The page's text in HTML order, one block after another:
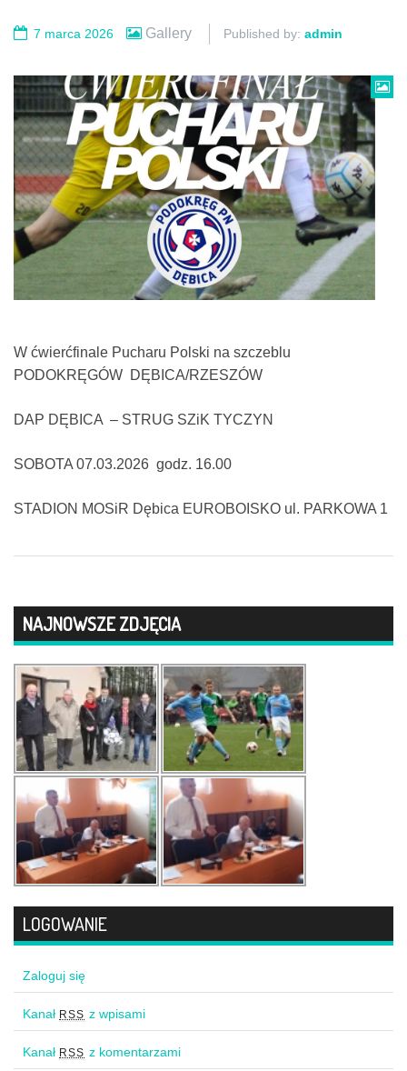
7 marca 2026 Gallery Published by: admin
W ćwierćfinale Pucharu Polski na szczeblu
PODOKRĘGÓW DĘBICA/RZESZÓW
DAP DĘBICA – STRUG SZiK TYCZYN
SOBOTA 07.03.2026 godz. 16.00
STADION MOSiR Dębica EUROBOISKO ul. PARKOWA 1
NAJNOWSZE ZDJĘCIA
LOGOWANIE
Zaloguj się
Kanał RSS z wpisami
Kanał RSS z komentarzami